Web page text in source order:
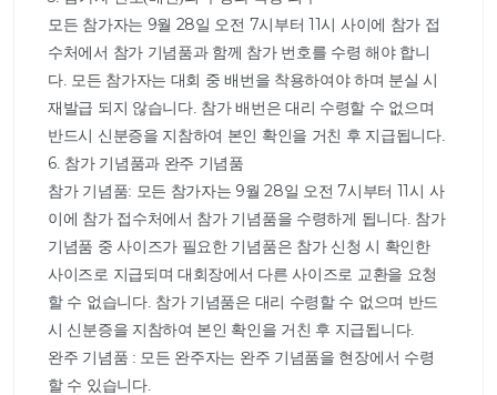
모든 참가자는 9월 28일 오전 7시부터 11시 사이에 참가 접
수처에서 참가 기념품과 함께 참가 번호를 수령 해야 합니
다. 모든 참가자는 대회 중 배번을 착용하여야 하며 분실 시
재발급 되지 않습니다. 참가 배번은 대리 수령할 수 없으며
반드시 신분증을 지참하여 본인 확인을 거친 후 지급됩니다.
6. 참가 기념품과 완주 기념품
참가 기념품: 모든 참가자는 9월 28일 오전 7시부터 11시 사
이에 참가 접수처에서 참가 기념품을 수령하게 됩니다. 참가
기념품 중 사이즈가 필요한 기념품은 참가 신청 시 확인한
사이즈로 지급되며 대회장에서 다른 사이즈로 교환을 요청
할 수 없습니다. 참가 기념품은 대리 수령할 수 없으며 반드
시 신분증을 지참하여 본인 확인을 거친 후 지급됩니다.
완주 기념품 : 모든 완주자는 완주 기념품을 현장에서 수령
할 수 있습니다.